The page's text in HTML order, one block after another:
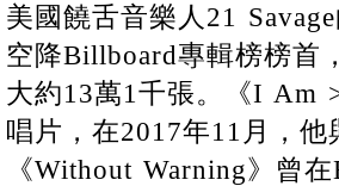
美國饒舌音樂人21
空降Billboard專輯榜榜首
大約13萬1千張。《I Am
唱片，在2017年11月，
《Without Warning》曾